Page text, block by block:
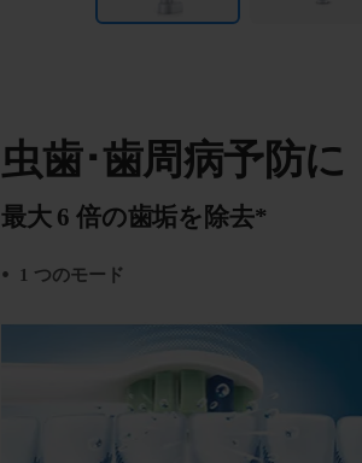
虫歯･歯周病予防に
最大 6 倍の歯垢を除去*
1 つのモード